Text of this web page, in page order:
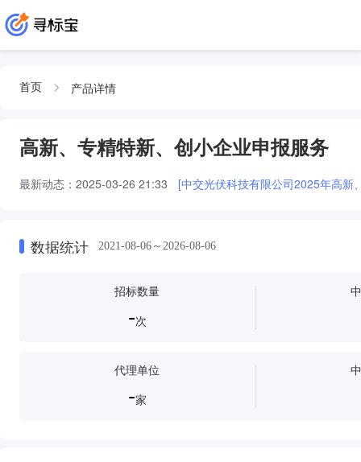
首页 产品详情
高新、专精特新、创小企业申报服务
最新动态： 2025-03-26 21:33 [中交光伏科技有限公司2025年高新
数据统计 2021-08-06～2026-08-06
招标数量
-次
代理单位
-家